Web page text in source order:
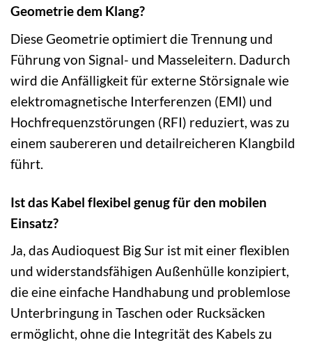
Geometrie dem Klang?
Diese Geometrie optimiert die Trennung und
Führung von Signal- und Masseleitern. Dadurch
wird die Anfälligkeit für externe Störsignale wie
elektromagnetische Interferenzen (EMI) und
Hochfrequenzstörungen (RFI) reduziert, was zu
einem saubereren und detailreicheren Klangbild
führt.
Ist das Kabel flexibel genug für den mobilen
Einsatz?
Ja, das Audioquest Big Sur ist mit einer flexiblen
und widerstandsfähigen Außenhülle konzipiert,
die eine einfache Handhabung und problemlose
Unterbringung in Taschen oder Rucksäcken
ermöglicht, ohne die Integrität des Kabels zu